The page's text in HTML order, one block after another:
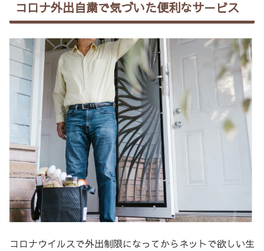
コロナ外出自粛で気づいた便利なサ－ビス
コロナウイルスで外出制限になってからネットで欲しい生